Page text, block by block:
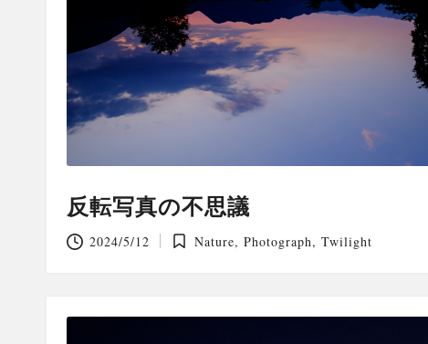
反転写真の不思議
2024/5/12
Posted
Nature, Photograph, Twilight